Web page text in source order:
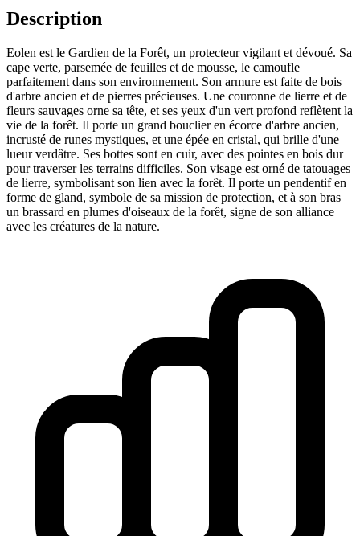
Description
Eolen est le Gardien de la Forêt, un protecteur vigilant et dévoué. Sa
cape verte, parsemée de feuilles et de mousse, le camoufle
parfaitement dans son environnement. Son armure est faite de bois
d'arbre ancien et de pierres précieuses. Une couronne de lierre et de
fleurs sauvages orne sa tête, et ses yeux d'un vert profond reflètent la
vie de la forêt. Il porte un grand bouclier en écorce d'arbre ancien,
incrusté de runes mystiques, et une épée en cristal, qui brille d'une
lueur verdâtre. Ses bottes sont en cuir, avec des pointes en bois dur
pour traverser les terrains difficiles. Son visage est orné de tatouages
de lierre, symbolisant son lien avec la forêt. Il porte un pendentif en
forme de gland, symbole de sa mission de protection, et à son bras
un brassard en plumes d'oiseaux de la forêt, signe de son alliance
avec les créatures de la nature.